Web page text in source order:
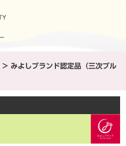
> みよしブランド認定品（三次ブル